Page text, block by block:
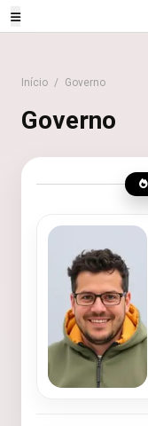
Início / Governo
Governo